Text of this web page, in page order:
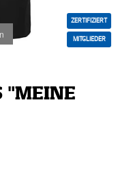
ZERTIFIZIERT
MITGLIEDER
"MEINE